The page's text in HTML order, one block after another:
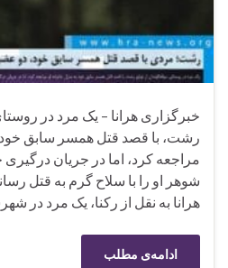
خبرگزاری هرانا – یک مرد در
رشت، با قصد قتل همسر سابق خود
مراجعه کرد، اما در جریان
شوهر او را با سلاح گرم به قتل
هرانا به نقل از رکنا، یک مرد در
ادامه‌ی مطلب